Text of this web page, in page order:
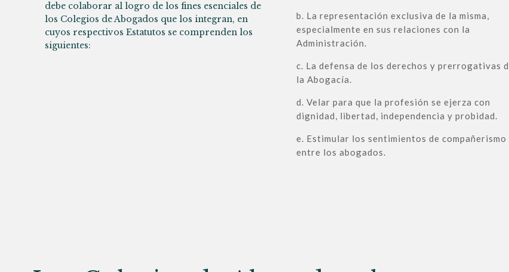
debe colaborar al logro de los fines esenciales de
los Colegios de Abogados que los integran, en
cuyos respectivos Estatutos se comprenden los
siguientes:
b. La representación exclusiva de la misma,
especialmente en sus relaciones con la
Administración.
c. La defensa de los derechos y prerrogativas
la Abogacía.
d. Velar para que la profesión se ejerza con
dignidad, libertad, independencia y probidad.
e. Estimular los sentimientos de compañerismo
entre los abogados.